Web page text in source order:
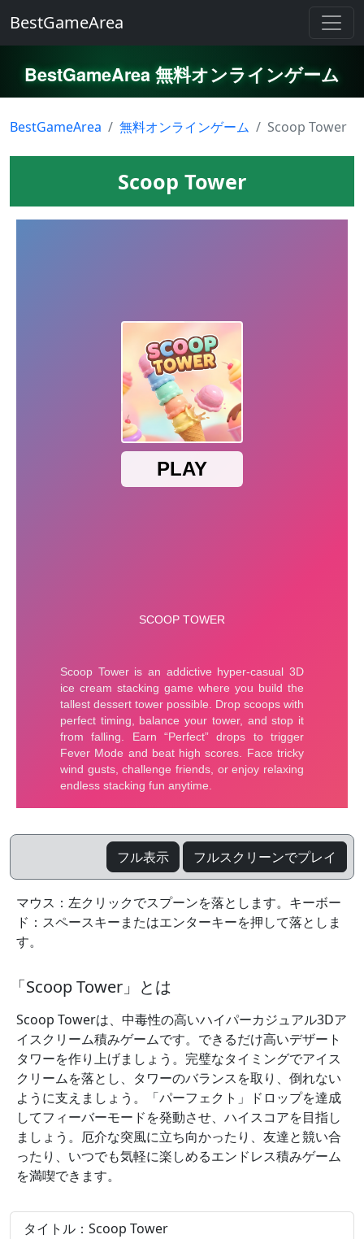
BestGameArea
BestGameArea 無料オンラインゲーム
BestGameArea 無料オンラインゲーム Scoop Tower
Scoop Tower
フル表示 フルスクリーンでプレイ
マウス：左クリックでスプーンを落とします。キーボー
ド：スペースキーまたはエンターキーを押して落としま
す。
「Scoop Tower」とは
Scoop Towerは、中毒性の高いハイパーカジュアル3Dア
イスクリーム積みゲームです。できるだけ高いデザート
タワーを作り上げましょう。完璧なタイミングでアイス
クリームを落とし、タワーのバランスを取り、倒れない
ように支えましょう。「パーフェクト」ドロップを達成
してフィーバーモードを発動させ、ハイスコアを目指し
ましょう。厄介な突風に立ち向かったり、友達と競い合
ったり、いつでも気軽に楽しめるエンドレス積みゲーム
を満喫できます。
タイトル：Scoop Tower